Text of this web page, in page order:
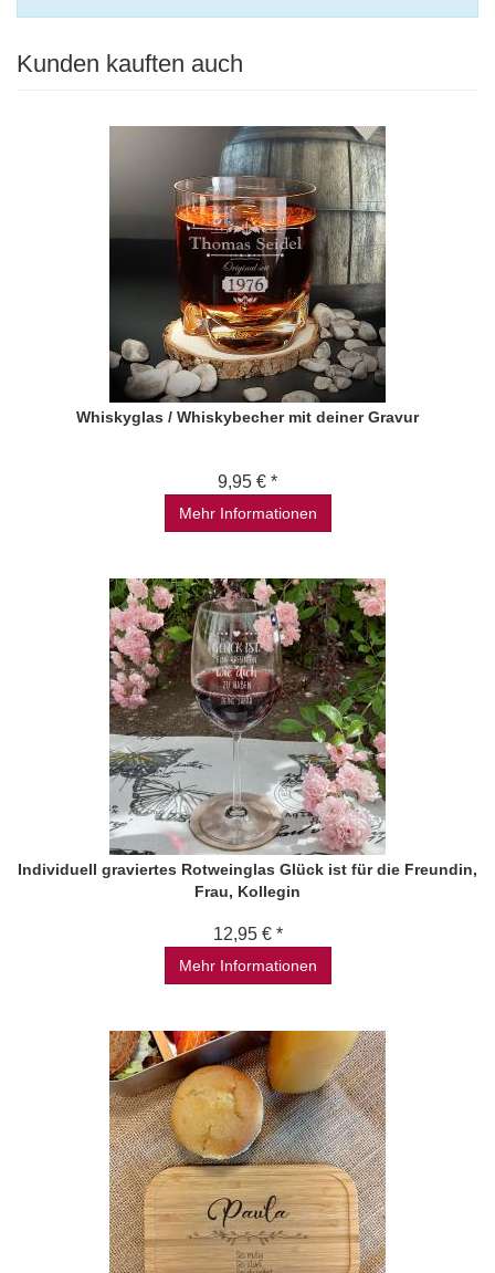
Kunden kauften auch
Whiskyglas / Whiskybecher mit deiner Gravur
9,95 € *
Mehr Informationen
Individuell graviertes Rotweinglas Glück ist für die Freundin,
Frau, Kollegin
12,95 € *
Mehr Informationen